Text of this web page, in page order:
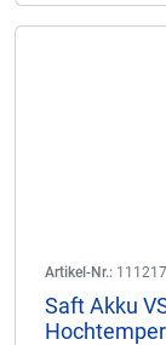
Artikel-Nr.: 111217
Saft Akku